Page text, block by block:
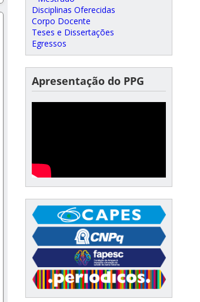
Disciplinas Oferecidas
Corpo Docente
Teses e Dissertações
Egressos
Apresentação do PPG